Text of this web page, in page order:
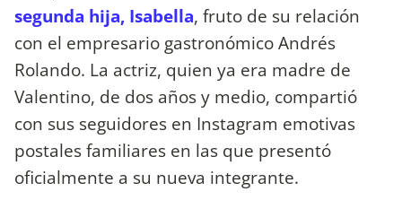
segunda hija, Isabella, fruto de su relación
con el empresario gastronómico Andrés
Rolando. La actriz, quien ya era madre de
Valentino, de dos años y medio, compartió
con sus seguidores en Instagram emotivas
postales familiares en las que presentó
oficialmente a su nueva integrante.